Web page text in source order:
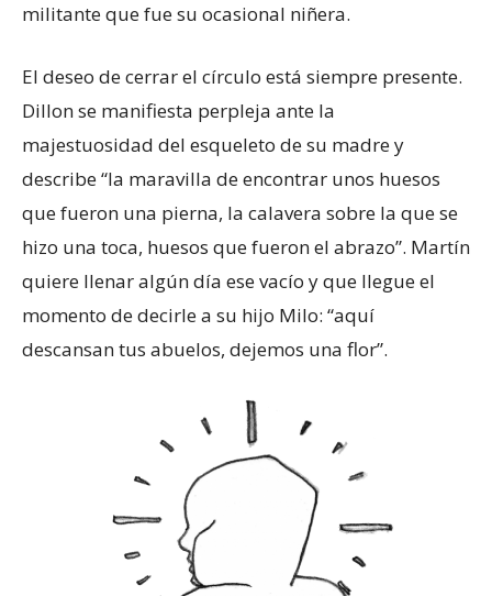
militante que fue su ocasional niñera.
El deseo de cerrar el círculo está siempre presente.
Dillon se manifiesta perpleja ante la
majestuosidad del esqueleto de su madre y
describe “la maravilla de encontrar unos huesos
que fueron una pierna, la calavera sobre la que se
hizo una toca, huesos que fueron el abrazo”. Martín
quiere llenar algún día ese vacío y que llegue el
momento de decirle a su hijo Milo: “aquí
descansan tus abuelos, dejemos una flor”.